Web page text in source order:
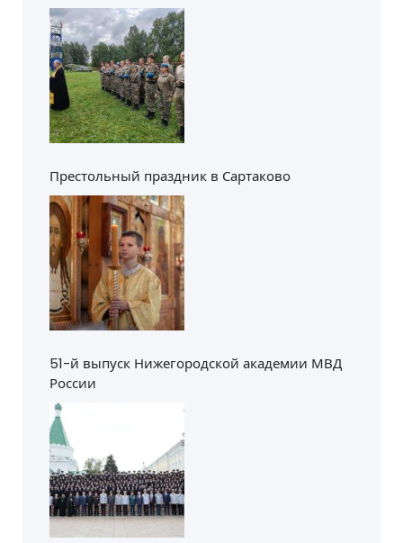
Престольный праздник в Сартаково
51-й выпуск Нижегородской академии МВД
России